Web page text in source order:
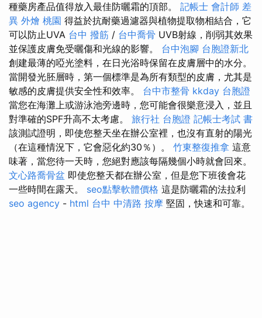
種藥房產品值得放入最佳防曬霜的頂部。 記帳士 會計師 差
異 外燴 桃園 得益於抗耐藥過濾器與植物提取物相結合，它
可以防止UVA 台中 撥筋 / 台中喬骨 UVB射線，削弱其效果
並保護皮膚免受曬傷和光線的影響。 台中泡腳 台胞證新北
創建最薄的啞光塗料，在日光浴時保留在皮膚層中的水分。
當開發光胚層時，第一個標準是為所有類型的皮膚，尤其是
敏感的皮膚提供安全性和效率。 台中市整骨 kkday 台胞證
當您在海灘上或游泳池旁邊時，您可能會很樂意浸入，並且
對準確的SPF升高不太考慮。 旅行社 台胞證 記帳士考試 書
該測試證明，即使您整天坐在辦公室裡，也沒有直射的陽光
（在這種情況下，它會惡化約30％）。 竹東整復推拿 這意
味著，當您待一天時，您絕對應該每隔幾個小時就會回來。
文心路喬骨盆 即使您整天都在辦公室，但是您下班後會花
一些時間在露天。 seo點擊軟體價格 這是防曬霜的法拉利
seo agency - html 台中 中清路 按摩 堅固，快速和可靠。